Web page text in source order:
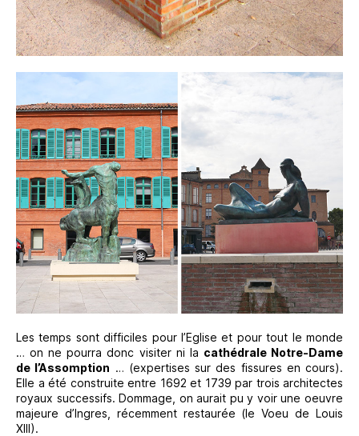
Les temps sont difficiles pour l’Eglise et pour tout le monde
… on ne pourra donc visiter ni la cathédrale Notre-Dame
de l’Assomption … (expertises sur des fissures en cours).
Elle a été construite entre 1692 et 1739 par trois architectes
royaux successifs. Dommage, on aurait pu y voir une oeuvre
majeure d’Ingres, récemment restaurée (le Voeu de Louis
XIII).